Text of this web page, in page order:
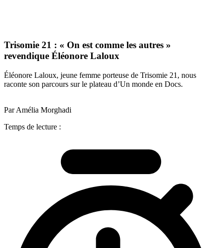
Trisomie 21 : « On est comme les autres »
revendique Éléonore Laloux
Éléonore Laloux, jeune femme porteuse de Trisomie 21, nous
raconte son parcours sur le plateau d’Un monde en Docs.
Par Amélia Morghadi
Temps de lecture :